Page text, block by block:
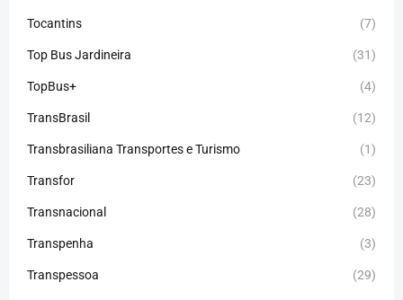
Tocantins (7)
Top Bus Jardineira (31)
TopBus+ (4)
TransBrasil (12)
Transbrasiliana Transportes e Turismo (1)
Transfor (23)
Transnacional (28)
Transpenha (3)
Transpessoa (29)